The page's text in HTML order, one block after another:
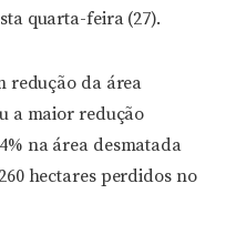
quarta-feira (27).
redução da área
a maior redução
na área desmatada
hectares perdidos no